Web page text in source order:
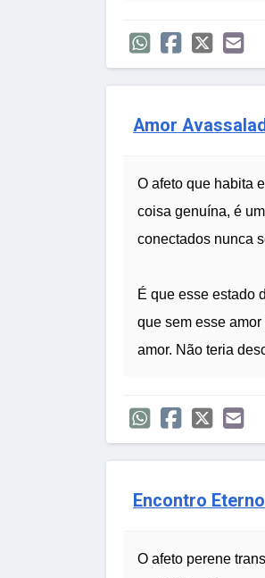
Amor
O afeto que habita
coisa genuína, é
conectados nunca
É que esse estado
que sem esse
amor. Não teria
Encontro
O afeto perene